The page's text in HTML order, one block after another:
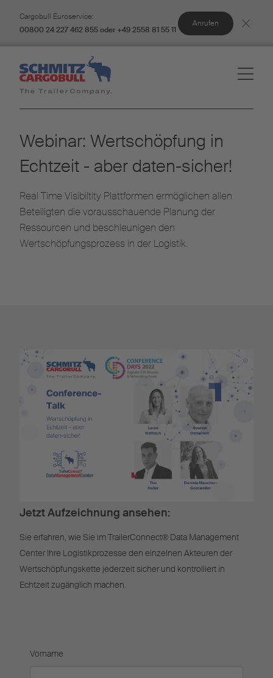
Cargobull Euroservice:
00800 24 227 462 855 oder +49 2558 81 55 11
Anrufen
Webinar: Wertschöpfung in
Echtzeit - aber daten-sicher!
Real Time Visibiltity Plattformen ermöglichen allen
Beteiligten die vorausschauende Planung der
Ressourcen und beschleunigen den
Wertschöpfungsprozess in der Logistik.
Jetzt Aufzeichnung ansehen:
Sie erfahren, wie Sie im TrailerConnect® Data Management
Center Ihre Logistikprozesse den einzelnen Akteuren der
Wertschöpfungskette jederzeit sicher und kontrolliert in
Echtzeit zugänglich machen.
Vorname